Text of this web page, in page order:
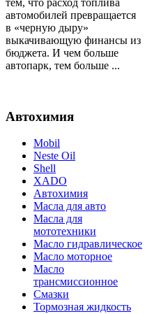
автомобилей превращается
в «черную дыру»
выкачивающую финансы из
бюджета. И чем больше
автопарк, тем больше ...
Автохимия
Mobil
Neste Oil
Shell
XADO
Автохимия
Масла для авто
Масла для
мототехники
Масло гидравлическое
Масло моторное
Масло
трансмиссионное
Смазки
Тормозная жидкость